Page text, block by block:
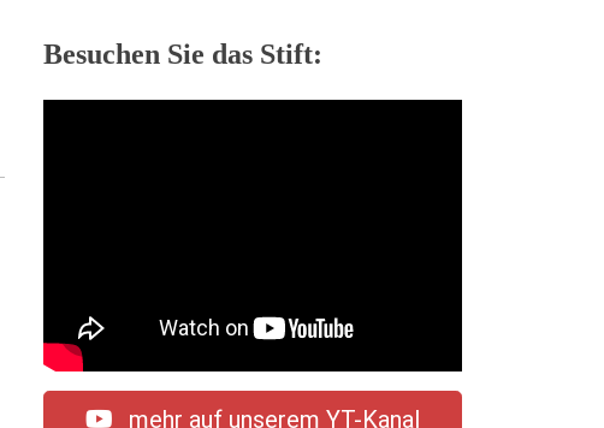
Besuchen Sie das Stift:
mehr auf unserem YT-Kanal